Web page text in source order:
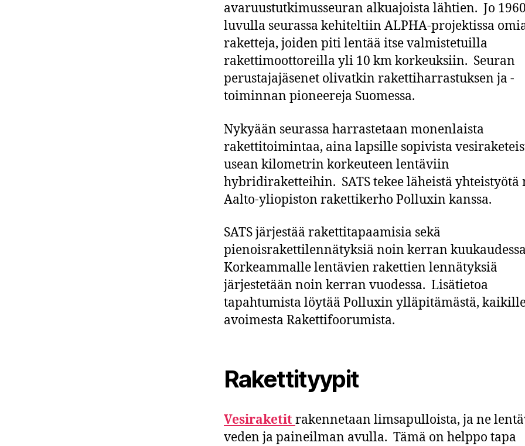
avaruustutkimusseuran alkuajoista lähtien. Jo
luvulla seurassa kehiteltiin ALPHA-projektissa
raketteja, joiden piti lentää itse valmistetuilla
rakettimoottoreilla yli 10 km korkeuksiin. Seuran
perustajajäsenet olivatkin rakettiharrastuksen ja -
toiminnan pioneereja Suomessa.
Nykyään seurassa harrastetaan monenlaista
rakettitoimintaa, aina lapsille sopivista
usean kilometrin korkeuteen lentäviin
hybridiraketteihin. SATS tekee läheistä yhteistyötä
Aalto-yliopiston rakettikerho Polluxin kanssa.
SATS järjestää rakettitapaamisia sekä
pienoisrakettilennätyksiä noin kerran
Korkeammalle lentävien rakettien lennätyksiä
järjestetään noin kerran vuodessa. Lisätietoa
tapahtumista löytää Polluxin ylläpitämästä,
avoimesta Rakettifoorumista.
Rakettityypit
Vesiraketit rakennetaan limsapulloista, ja ne
veden ja paineilman avulla. Tämä on helppo tapa